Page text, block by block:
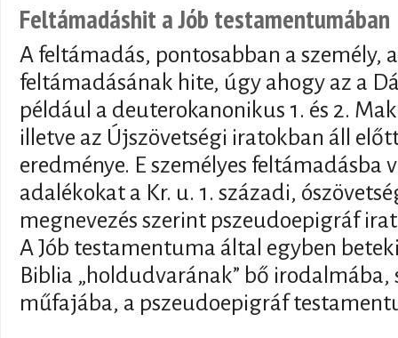
Feltámadáshit a Jób testamentumában
A feltámadás, pontosabban a személy,
feltámadásának hite, úgy ahogy az a
például a deuterokanonikus 1. és 2.
illetve az Újszövetségi iratokban áll
eredménye. E személyes
adalékokat a Kr. u. 1. századi,
megnevezés szerint pszeudoepigráf
A Jób testamentuma által egyben
Biblia „holdudvarának” bő
műfajába, a pszeudoepigráf